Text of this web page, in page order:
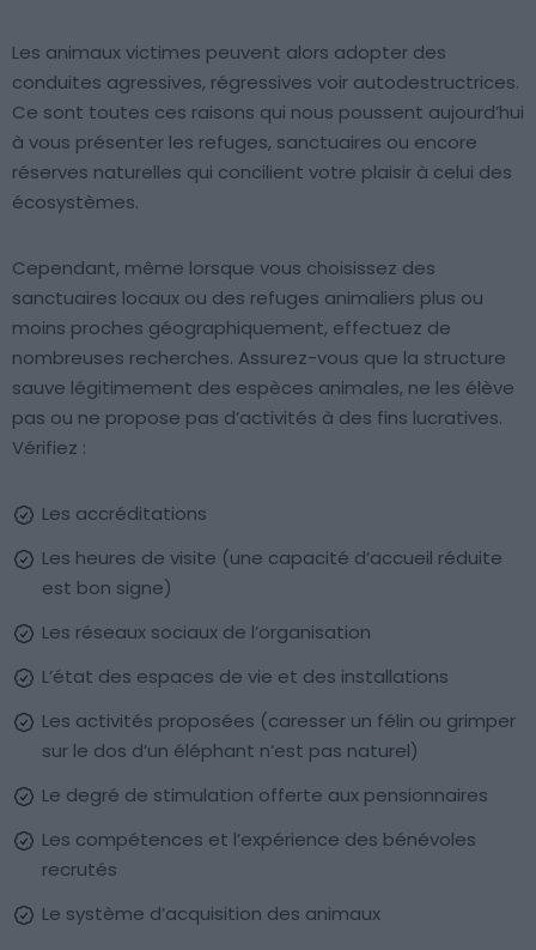
Les animaux victimes peuvent alors adopter des
conduites agressives, régressives voir autodestructrices.
Ce sont toutes ces raisons qui nous poussent aujourd’hui
à vous présenter les refuges, sanctuaires ou encore
réserves naturelles qui concilient votre plaisir à celui des
écosystèmes.
Cependant, même lorsque vous choisissez des
sanctuaires locaux ou des refuges animaliers plus ou
moins proches géographiquement, effectuez de
nombreuses recherches. Assurez-vous que la structure
sauve légitimement des espèces animales, ne les élève
pas ou ne propose pas d’activités à des fins lucratives.
Vérifiez :
Les accréditations
Les heures de visite (une capacité d’accueil réduite
est bon signe)
Les réseaux sociaux de l’organisation
L’état des espaces de vie et des installations
Les activités proposées (caresser un félin ou grimper
sur le dos d’un éléphant n’est pas naturel)
Le degré de stimulation offerte aux pensionnaires
Les compétences et l’expérience des bénévoles
recrutés
Le système d’acquisition des animaux